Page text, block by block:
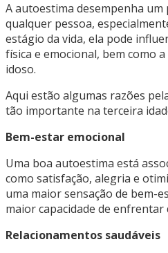
A autoestima desempenha um
qualquer pessoa,
estágio da vida, ela pode
física e emocional, bem como
idoso.
Aqui estão algumas razões
tão importante na terceira
Bem-estar emocional
Uma boa autoestima está
como satisfação, alegria e
uma maior sensação de bem-
maior capacidade de enfrentar
Relacionamentos saudáveis